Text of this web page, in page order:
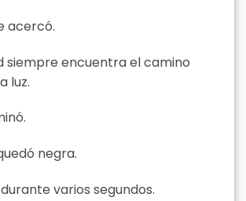
acercó.
siempre encuentra el camino
luz.
negra.
varios segundos.